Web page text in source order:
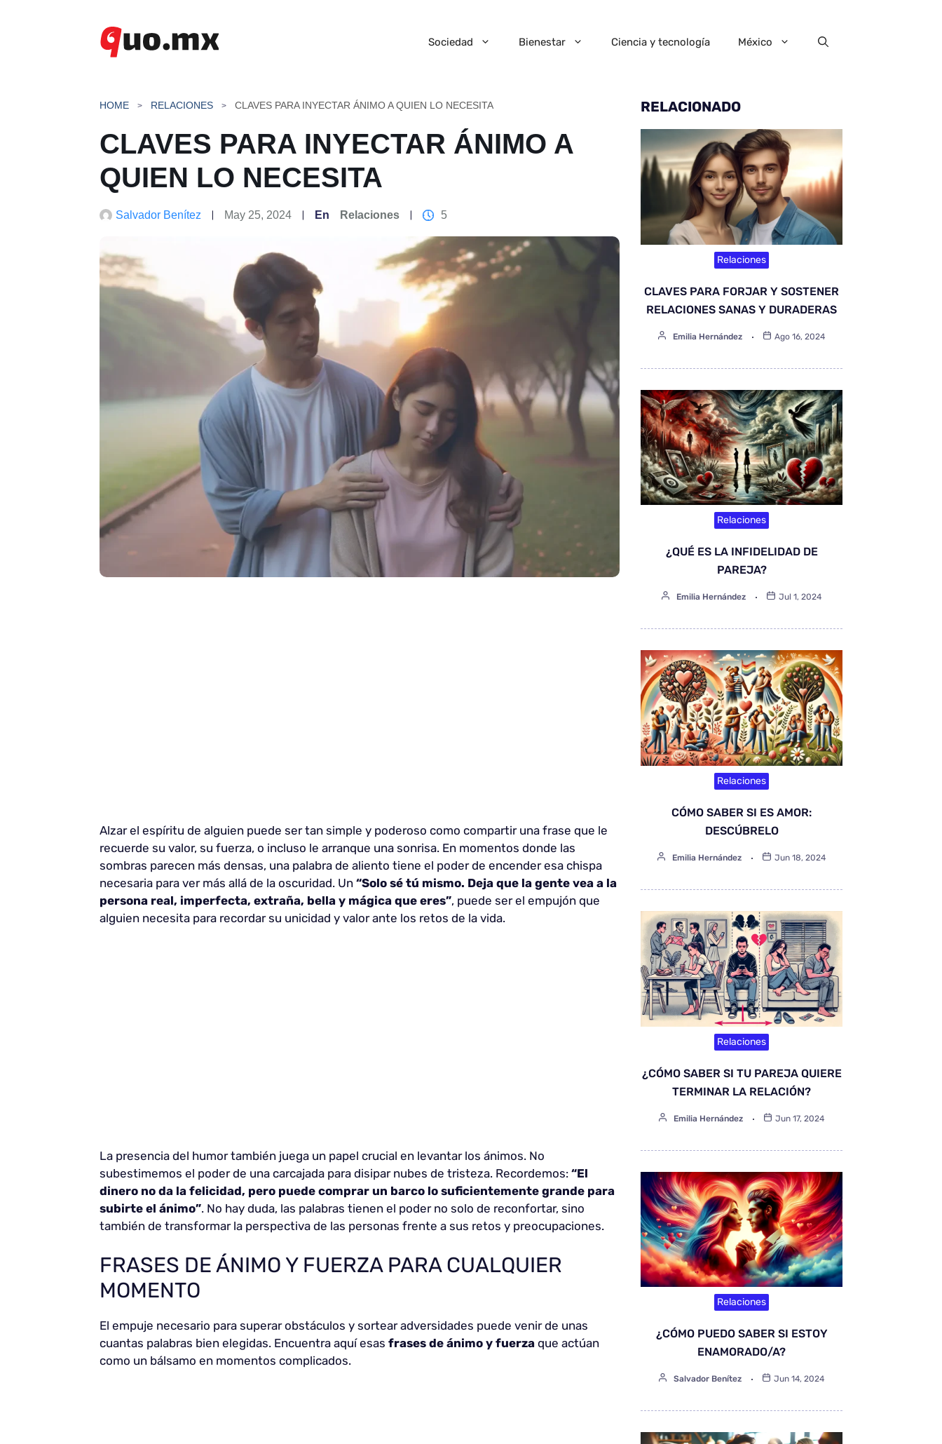
Sociedad Bienestar Ciencia y tecnología México
HOME RELACIONES CLAVES PARA INYECTAR ÁNIMO A QUIEN LO NECESITA
CLAVES PARA INYECTAR ÁNIMO A
QUIEN LO NECESITA
Salvador Benítez May 25, 2024 En Relaciones 5
Alzar el espíritu de alguien puede ser tan simple y poderoso como compartir una frase que le
recuerde su valor, su fuerza, o incluso le arranque una sonrisa. En momentos donde las
sombras parecen más densas, una palabra de aliento tiene el poder de encender esa chispa
necesaria para ver más allá de la oscuridad. Un “Solo sé tú mismo. Deja que la gente vea a la
persona real, imperfecta, extraña, bella y mágica que eres”, puede ser el empujón que
alguien necesita para recordar su unicidad y valor ante los retos de la vida.
La presencia del humor también juega un papel crucial en levantar los ánimos. No
subestimemos el poder de una carcajada para disipar nubes de tristeza. Recordemos: “El
dinero no da la felicidad, pero puede comprar un barco lo suficientemente grande para
subirte el ánimo”. No hay duda, las palabras tienen el poder no solo de reconfortar, sino
también de transformar la perspectiva de las personas frente a sus retos y preocupaciones.
FRASES DE ÁNIMO Y FUERZA PARA CUALQUIER
MOMENTO
El empuje necesario para superar obstáculos y sortear adversidades puede venir de unas
cuantas palabras bien elegidas. Encuentra aquí esas frases de ánimo y fuerza que actúan
como un bálsamo en momentos complicados.
RELACIONADO
Relaciones
CLAVES PARA FORJAR Y SOSTENER
RELACIONES SANAS Y DURADERAS
Emilia Hernández Ago 16, 2024
Relaciones
¿QUÉ ES LA INFIDELIDAD DE
PAREJA?
Emilia Hernández Jul 1, 2024
Relaciones
CÓMO SABER SI ES AMOR:
DESCÚBRELO
Emilia Hernández Jun 18, 2024
Relaciones
¿CÓMO SABER SI TU PAREJA QUIERE
TERMINAR LA RELACIÓN?
Emilia Hernández Jun 17, 2024
Relaciones
¿CÓMO PUEDO SABER SI ESTOY
ENAMORADO/A?
Salvador Benítez Jun 14, 2024